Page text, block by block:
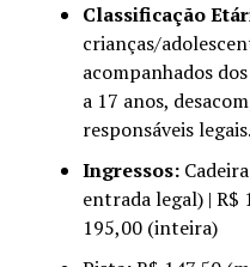
Classificação
crianças/
acompanhados
a 17 anos,
responsáveis legais.
Ingressos:
entrada legal) | R$
195,00 (inteira)